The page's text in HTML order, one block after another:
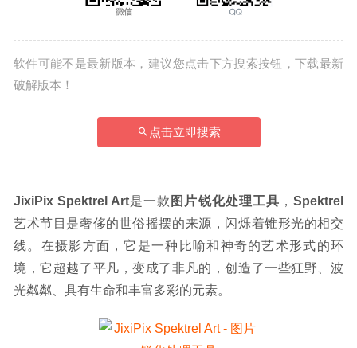
软件可能不是最新版本，建议您点击下方搜索按钮，下载最新
破解版本！
点击立即搜索
JixiPix Spektrel Art是一款 图片锐化处理工具 ，
艺术节目是奢侈的世俗摇摆的来源，闪烁着锥形光的相交
线。在摄影方面，它是一种比喻和神奇的艺术形式的环
境，它超越了平凡，变成了非凡的，创造了一些狂野、波
光粼粼、具有生命和丰富多彩的元素。